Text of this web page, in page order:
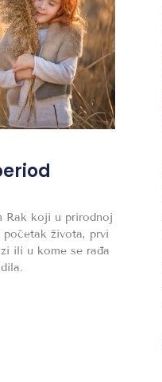
Rak koji u prirodnoj
početak života, prvi
ili u kome se rađa